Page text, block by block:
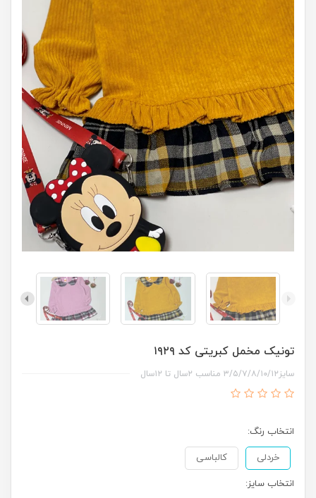
تونیک مخمل کبریتی کد ۱۹۲۹
سایز۳/۵/۷/۸/۱۰/۱۲ مناسب ۲سال تا ۱۲سال
انتخاب رنگ:
خردلی کالباسی
انتخاب سایز: